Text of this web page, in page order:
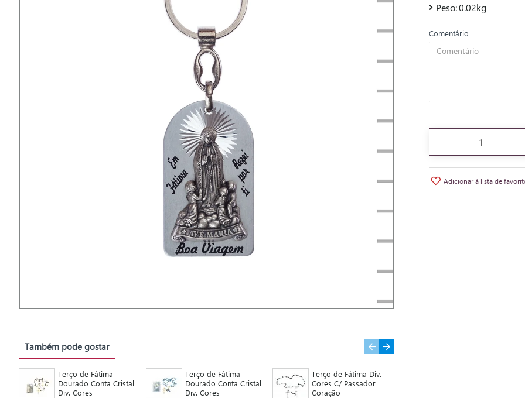
Também pode gostar
Terço de Fátima
Dourado Conta Cristal
Div. Cores
Terço de Fátima
Dourado Conta Cristal
Div. Cores
Terço de Fátima Div.
Cores C/ Passador
Coração
Peso:0.02kg
Comentário
Adicionar à lista de